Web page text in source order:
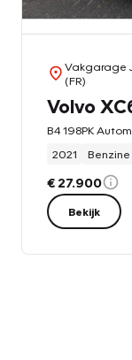
Vakgarage
(FR)
Volvo
B4 198PK
2021
Benzine
€ 27.900
Bekijk